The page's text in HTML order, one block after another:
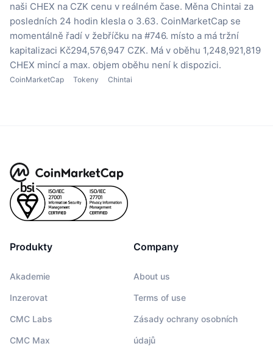
naši CHEX na CZK cenu v reálném čase. Měna Chintai za
posledních 24 hodin klesla o 3.63. CoinMarketCap se
momentálně řadí v žebříčku na #746. místo a má tržní
kapitalizaci Kč294,576,947 CZK. Má v oběhu 1,248,921,819
CHEX mincí a max. objem oběhu není k dispozici.
CoinMarketCap Tokeny Chintai
Produkty
Akademie
Inzerovat
CMC Labs
CMC Max
Company
About us
Terms of use
Zásady ochrany osobních
údajů